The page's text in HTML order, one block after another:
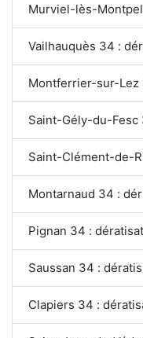
Murviel-lès-
Vailhauquès 34 :
Montferrier-sur-Lez
Saint-Gély-du-Fesc
Saint-Clément-de-
Montarnaud 34 :
Pignan 34 :
Saussan 34 :
Clapiers 34 :